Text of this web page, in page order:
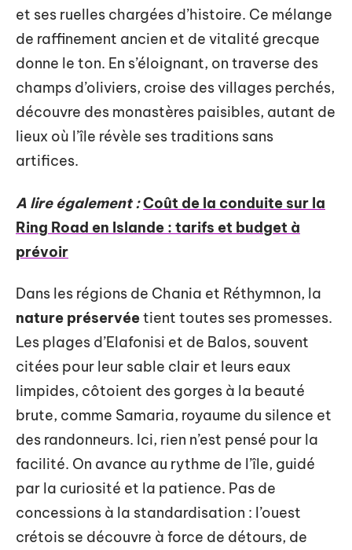
et ses ruelles chargées d’histoire. Ce mélange
de raffinement ancien et de vitalité grecque
donne le ton. En s’éloignant, on traverse des
champs d’oliviers, croise des villages perchés,
découvre des monastères paisibles, autant de
lieux où l’île révèle ses traditions sans
artifices.
A lire également :Coût de la conduite sur la
Ring Road en Islande : tarifs et budget à
prévoir
Dans les régions de Chania et Réthymnon, la
nature préservéetient toutes ses promesses.
Les plages d’Elafonisi et de Balos, souvent
citées pour leur sable clair et leurs eaux
limpides, côtoient des gorges à la beauté
brute, comme Samaria, royaume du silence et
des randonneurs. Ici, rien n’est pensé pour la
facilité. On avance au rythme de l’île, guidé
par la curiosité et la patience. Pas de
concessions à la standardisation : l’ouest
crétois se découvre à force de détours, de